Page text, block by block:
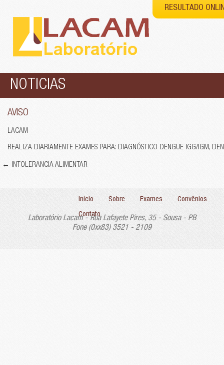
RESULTADO
NOTICIAS
AVISO
LACAM
REALIZA DIARIAMENTE EXAMES PARA: DIAGNÓSTICO DENGUE IGG/IGM,
← INTOLERANCIA ALIMENTAR
Início Sobre Exames
Convênios
Contato
Laboratório Lacam - Rua Lafayete Pires, 35 - Sousa - PB
Fone (0xx83) 3521 - 2109